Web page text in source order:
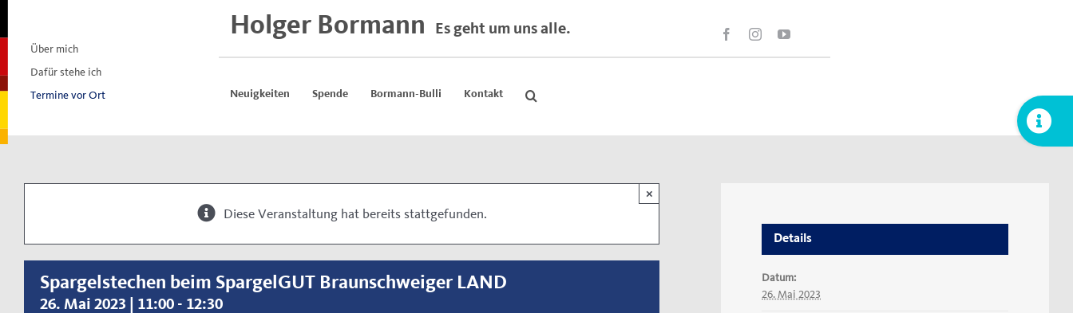
contentÜber mich
Dafür stehe ich
Termine vor Ort
Holger Bormann Es geht um uns alle.
Neuigkeiten Spende Bormann-Bulli Kontakt
Diese Veranstaltung hat bereits stattgefunden.
×
Spargelstechen beim SpargelGUT Braunschweiger LAND
26. Mai 2023 | 11:00 - 12:30
Details
Datum:
26. Mai 2023
Toggle
Sliding
Bar